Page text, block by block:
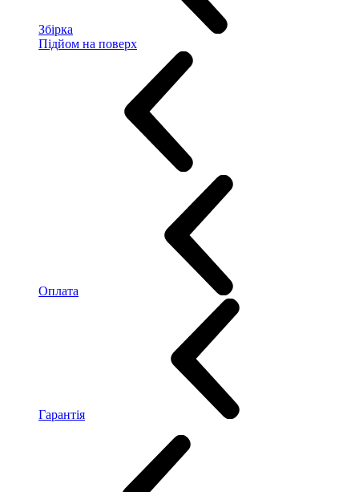
Збірка
Підйом на поверх
Оплата
Гарантія